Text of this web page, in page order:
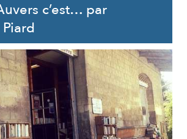
c’est… par